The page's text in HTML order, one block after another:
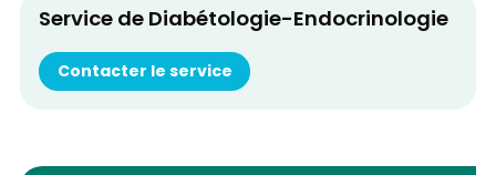
Service de Diabétologie-Endocrinologie
Contacter le service